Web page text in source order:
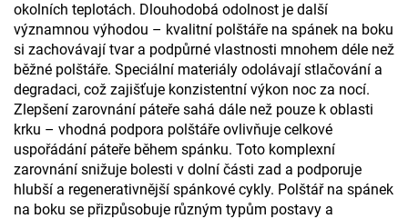
okolních teplotách. Dlouhodobá odolnost je další
významnou výhodou – kvalitní polštáře na spánek na boku
si zachovávají tvar a podpůrné vlastnosti mnohem déle než
běžné polštáře. Speciální materiály odolávají stlačování a
degradaci, což zajišťuje konzistentní výkon noc za nocí.
Zlepšení zarovnání páteře sahá dále než pouze k oblasti
krku – vhodná podpora polštáře ovlivňuje celkové
uspořádání páteře během spánku. Toto komplexní
zarovnání snižuje bolesti v dolní části zad a podporuje
hlubší a regenerativnější spánkové cykly. Polštář na spánek
na boku se přizpůsobuje různým typům postavy a